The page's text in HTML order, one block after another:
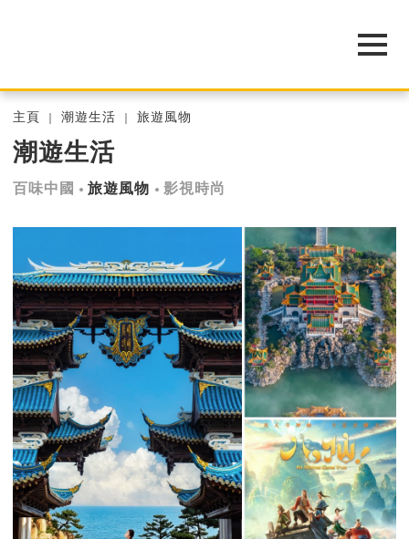
主頁 潮遊生活 旅遊風物
潮遊生活
百味中國 旅遊風物 影視時尚